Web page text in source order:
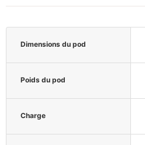
Dimensions du pod
Poids du pod
Charge